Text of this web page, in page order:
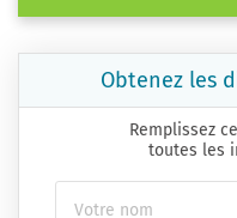
Obtenez les
Remplissez
toutes les